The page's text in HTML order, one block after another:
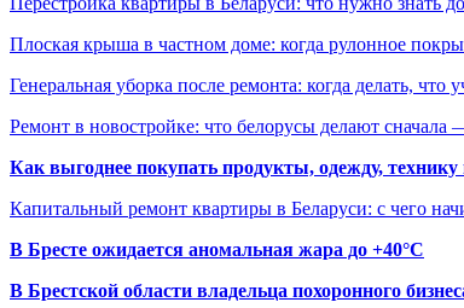
Плоская крыша в частном доме: когда рулонное
Генеральная уборка после ремонта: когда делать, что
Ремонт в новостройке: что белорусы делают сначала
Как выгоднее покупать продукты, одежду,
Капитальный ремонт квартиры в Беларуси: с чего
В Бресте ожидается аномальная жара до +40°C
В Брестской области владельца похоронного